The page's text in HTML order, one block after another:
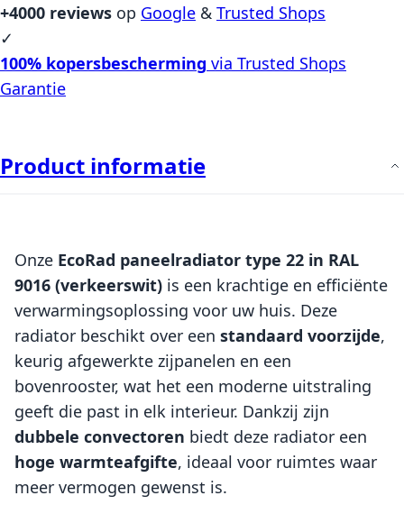
+4000 reviews op Google & Trusted Shops
✓
100% kopersbescherming via Trusted Shops
Garantie
Product informatie
Onze EcoRad paneelradiator type 22 in RAL
9016 (verkeerswit) is een krachtige en efficiënte
verwarmingsoplossing voor uw huis. Deze
radiator beschikt over een standaard voorzijde,
keurig afgewerkte zijpanelen en een
bovenrooster, wat het een moderne uitstraling
geeft die past in elk interieur. Dankzij zijn
dubbele convectoren biedt deze radiator een
hoge warmteafgifte, ideaal voor ruimtes waar
meer vermogen gewenst is.